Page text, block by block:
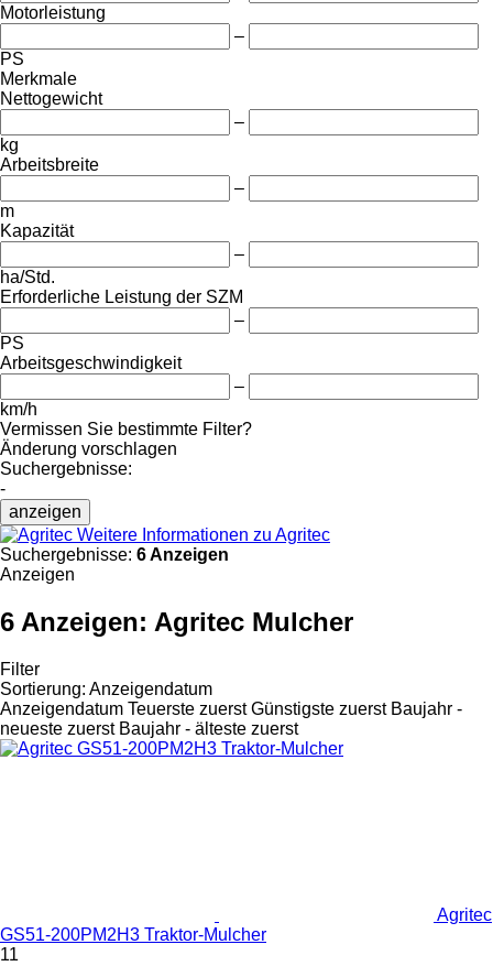
Motorleistung
–
PS
Merkmale
Nettogewicht
–
kg
Arbeitsbreite
–
m
Kapazität
–
ha/Std.
Erforderliche Leistung der SZM
–
PS
Arbeitsgeschwindigkeit
–
km/h
Vermissen Sie bestimmte Filter?
Änderung vorschlagen
Suchergebnisse:
-
anzeigen
Weitere Informationen zu Agritec
Suchergebnisse: 6 Anzeigen
Anzeigen
6 Anzeigen: Agritec Mulcher
Filter
Sortierung: Anzeigendatum
Anzeigendatum Teuerste zuerst Günstigste zuerst Baujahr -
neueste zuerst Baujahr - älteste zuerst
Agritec
GS51-200PM2H3 Traktor-Mulcher
11